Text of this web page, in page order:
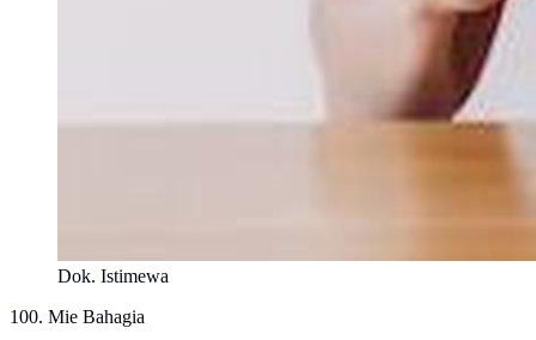
Dok. Istimewa
100. Mie Bahagia